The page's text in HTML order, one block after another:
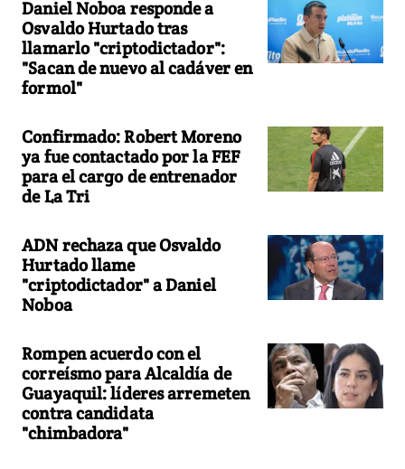
Daniel Noboa responde a
Osvaldo Hurtado tras
llamarlo "criptodictador":
"Sacan de nuevo al cadáver en
formol"
Confirmado: Robert Moreno
ya fue contactado por la FEF
para el cargo de entrenador
de La Tri
ADN rechaza que Osvaldo
Hurtado llame
"criptodictador" a Daniel
Noboa
Rompen acuerdo con el
correísmo para Alcaldía de
Guayaquil: líderes arremeten
contra candidata
"chimbadora"